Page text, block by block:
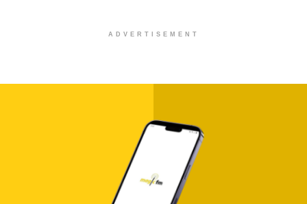
ADVERTISEMENT